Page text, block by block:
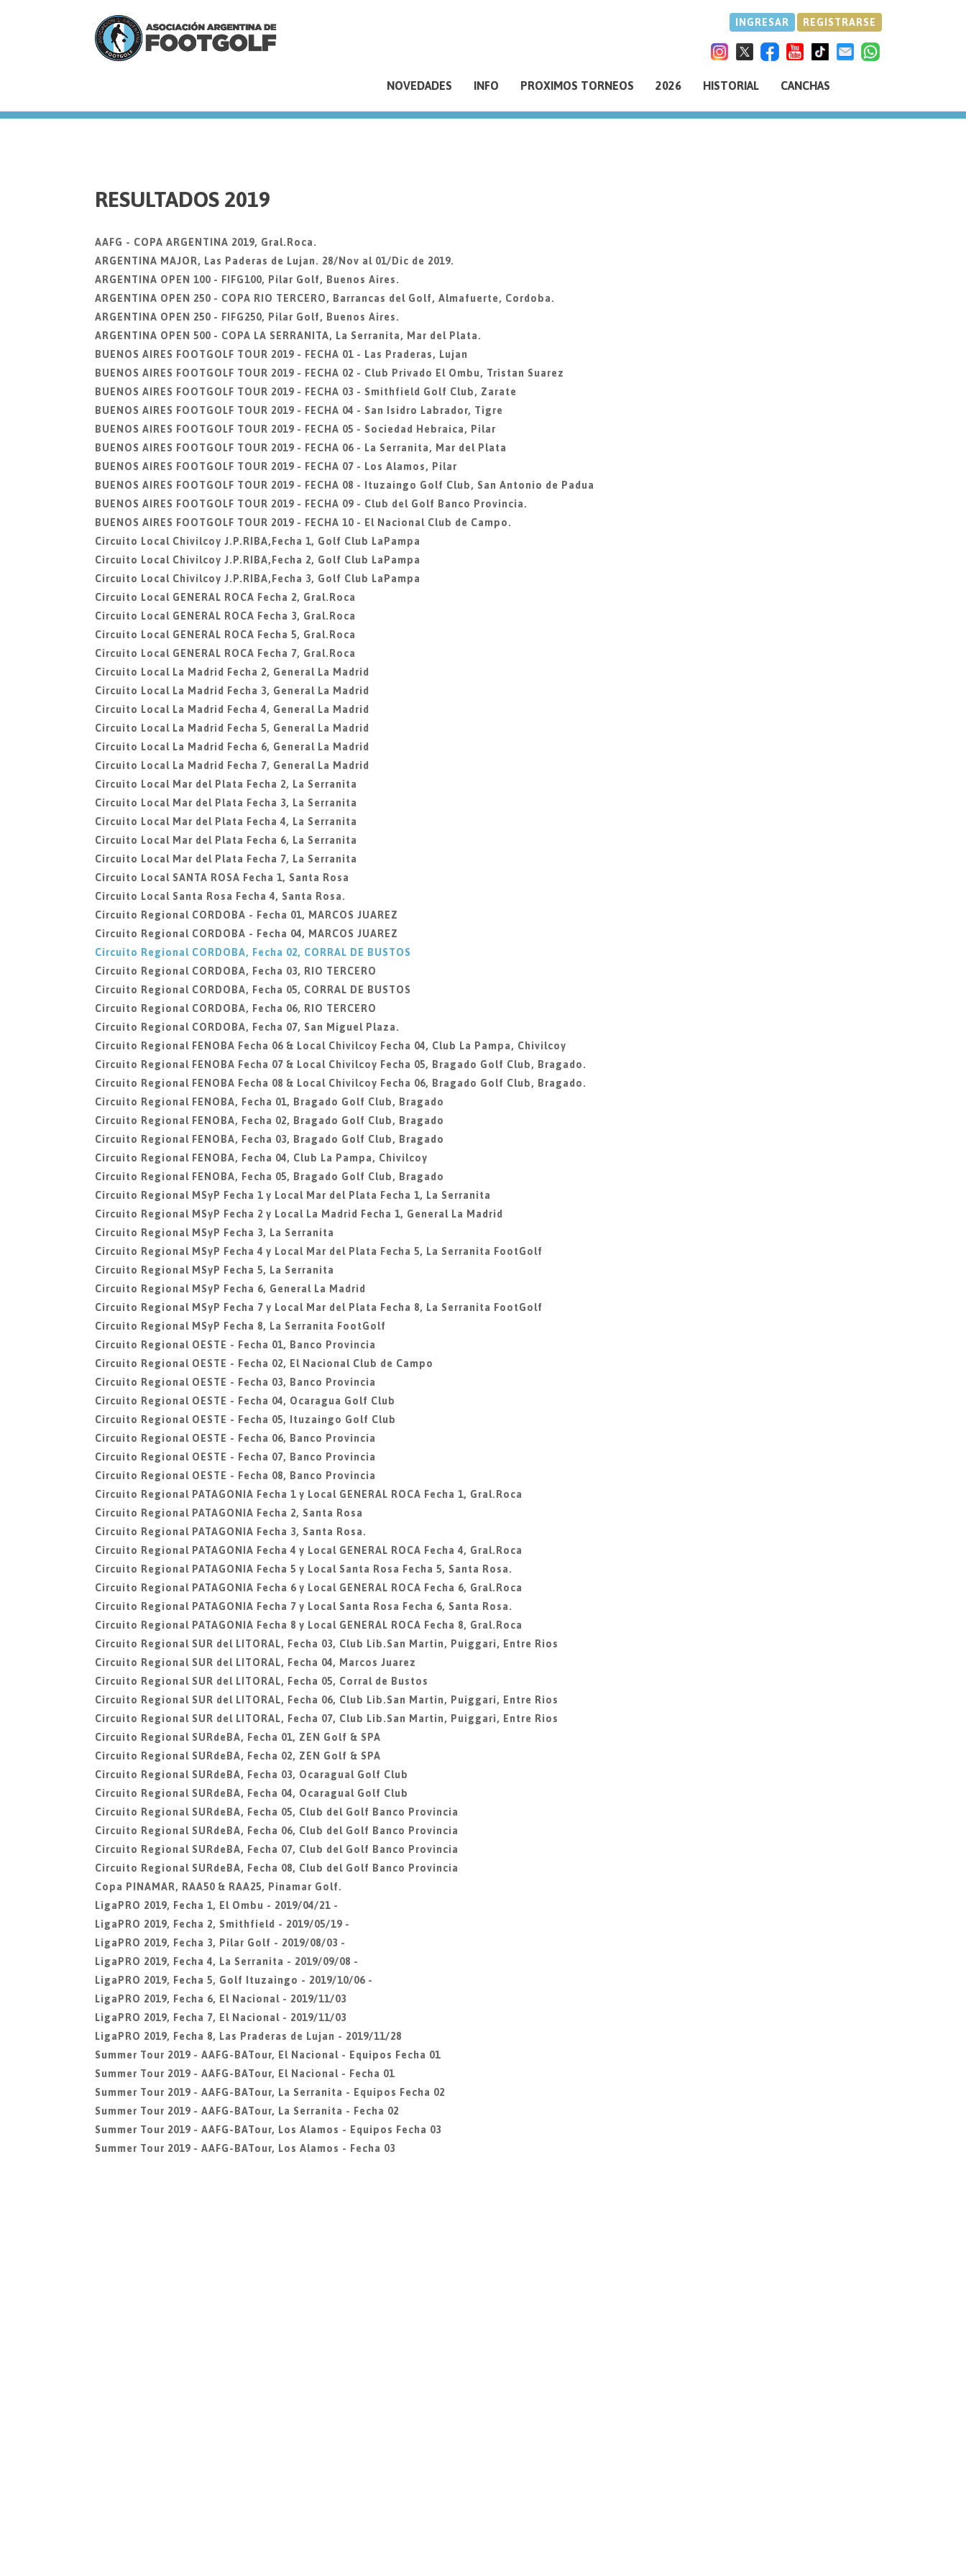
we
INGRESAR REGISTRARSE
NOVEDADES INFO PROXIMOS TORNEOS 2026 HISTORIAL CANCHAS
RESULTADOS 2019
AAFG - COPA ARGENTINA 2019, Gral.Roca.
ARGENTINA MAJOR, Las Paderas de Lujan. 28/Nov al 01/Dic de 2019.
ARGENTINA OPEN 100 - FIFG100, Pilar Golf, Buenos Aires.
ARGENTINA OPEN 250 - COPA RIO TERCERO, Barrancas del Golf, Almafuerte, Cordoba.
ARGENTINA OPEN 250 - FIFG250, Pilar Golf, Buenos Aires.
ARGENTINA OPEN 500 - COPA LA SERRANITA, La Serranita, Mar del Plata.
BUENOS AIRES FOOTGOLF TOUR 2019 - FECHA 01 - Las Praderas, Lujan
BUENOS AIRES FOOTGOLF TOUR 2019 - FECHA 02 - Club Privado El Ombu, Tristan Suarez
BUENOS AIRES FOOTGOLF TOUR 2019 - FECHA 03 - Smithfield Golf Club, Zarate
BUENOS AIRES FOOTGOLF TOUR 2019 - FECHA 04 - San Isidro Labrador, Tigre
BUENOS AIRES FOOTGOLF TOUR 2019 - FECHA 05 - Sociedad Hebraica, Pilar
BUENOS AIRES FOOTGOLF TOUR 2019 - FECHA 06 - La Serranita, Mar del Plata
BUENOS AIRES FOOTGOLF TOUR 2019 - FECHA 07 - Los Alamos, Pilar
BUENOS AIRES FOOTGOLF TOUR 2019 - FECHA 08 - Ituzaingo Golf Club, San Antonio de Padua
BUENOS AIRES FOOTGOLF TOUR 2019 - FECHA 09 - Club del Golf Banco Provincia.
BUENOS AIRES FOOTGOLF TOUR 2019 - FECHA 10 - El Nacional Club de Campo.
Circuito Local Chivilcoy J.P.RIBA,Fecha 1, Golf Club LaPampa
Circuito Local Chivilcoy J.P.RIBA,Fecha 2, Golf Club LaPampa
Circuito Local Chivilcoy J.P.RIBA,Fecha 3, Golf Club LaPampa
Circuito Local GENERAL ROCA Fecha 2, Gral.Roca
Circuito Local GENERAL ROCA Fecha 3, Gral.Roca
Circuito Local GENERAL ROCA Fecha 5, Gral.Roca
Circuito Local GENERAL ROCA Fecha 7, Gral.Roca
Circuito Local La Madrid Fecha 2, General La Madrid
Circuito Local La Madrid Fecha 3, General La Madrid
Circuito Local La Madrid Fecha 4, General La Madrid
Circuito Local La Madrid Fecha 5, General La Madrid
Circuito Local La Madrid Fecha 6, General La Madrid
Circuito Local La Madrid Fecha 7, General La Madrid
Circuito Local Mar del Plata Fecha 2, La Serranita
Circuito Local Mar del Plata Fecha 3, La Serranita
Circuito Local Mar del Plata Fecha 4, La Serranita
Circuito Local Mar del Plata Fecha 6, La Serranita
Circuito Local Mar del Plata Fecha 7, La Serranita
Circuito Local SANTA ROSA Fecha 1, Santa Rosa
Circuito Local Santa Rosa Fecha 4, Santa Rosa.
Circuito Regional CORDOBA - Fecha 01, MARCOS JUAREZ
Circuito Regional CORDOBA - Fecha 04, MARCOS JUAREZ
Circuito Regional CORDOBA, Fecha 02, CORRAL DE BUSTOS
Circuito Regional CORDOBA, Fecha 03, RIO TERCERO
Circuito Regional CORDOBA, Fecha 05, CORRAL DE BUSTOS
Circuito Regional CORDOBA, Fecha 06, RIO TERCERO
Circuito Regional CORDOBA, Fecha 07, San Miguel Plaza.
Circuito Regional FENOBA Fecha 06 & Local Chivilcoy Fecha 04, Club La Pampa, Chivilcoy
Circuito Regional FENOBA Fecha 07 & Local Chivilcoy Fecha 05, Bragado Golf Club, Bragado.
Circuito Regional FENOBA Fecha 08 & Local Chivilcoy Fecha 06, Bragado Golf Club, Bragado.
Circuito Regional FENOBA, Fecha 01, Bragado Golf Club, Bragado
Circuito Regional FENOBA, Fecha 02, Bragado Golf Club, Bragado
Circuito Regional FENOBA, Fecha 03, Bragado Golf Club, Bragado
Circuito Regional FENOBA, Fecha 04, Club La Pampa, Chivilcoy
Circuito Regional FENOBA, Fecha 05, Bragado Golf Club, Bragado
Circuito Regional MSyP Fecha 1 y Local Mar del Plata Fecha 1, La Serranita
Circuito Regional MSyP Fecha 2 y Local La Madrid Fecha 1, General La Madrid
Circuito Regional MSyP Fecha 3, La Serranita
Circuito Regional MSyP Fecha 4 y Local Mar del Plata Fecha 5, La Serranita FootGolf
Circuito Regional MSyP Fecha 5, La Serranita
Circuito Regional MSyP Fecha 6, General La Madrid
Circuito Regional MSyP Fecha 7 y Local Mar del Plata Fecha 8, La Serranita FootGolf
Circuito Regional MSyP Fecha 8, La Serranita FootGolf
Circuito Regional OESTE - Fecha 01, Banco Provincia
Circuito Regional OESTE - Fecha 02, El Nacional Club de Campo
Circuito Regional OESTE - Fecha 03, Banco Provincia
Circuito Regional OESTE - Fecha 04, Ocaragua Golf Club
Circuito Regional OESTE - Fecha 05, Ituzaingo Golf Club
Circuito Regional OESTE - Fecha 06, Banco Provincia
Circuito Regional OESTE - Fecha 07, Banco Provincia
Circuito Regional OESTE - Fecha 08, Banco Provincia
Circuito Regional PATAGONIA Fecha 1 y Local GENERAL ROCA Fecha 1, Gral.Roca
Circuito Regional PATAGONIA Fecha 2, Santa Rosa
Circuito Regional PATAGONIA Fecha 3, Santa Rosa.
Circuito Regional PATAGONIA Fecha 4 y Local GENERAL ROCA Fecha 4, Gral.Roca
Circuito Regional PATAGONIA Fecha 5 y Local Santa Rosa Fecha 5, Santa Rosa.
Circuito Regional PATAGONIA Fecha 6 y Local GENERAL ROCA Fecha 6, Gral.Roca
Circuito Regional PATAGONIA Fecha 7 y Local Santa Rosa Fecha 6, Santa Rosa.
Circuito Regional PATAGONIA Fecha 8 y Local GENERAL ROCA Fecha 8, Gral.Roca
Circuito Regional SUR del LITORAL, Fecha 03, Club Lib.San Martin, Puiggari, Entre Rios
Circuito Regional SUR del LITORAL, Fecha 04, Marcos Juarez
Circuito Regional SUR del LITORAL, Fecha 05, Corral de Bustos
Circuito Regional SUR del LITORAL, Fecha 06, Club Lib.San Martin, Puiggari, Entre Rios
Circuito Regional SUR del LITORAL, Fecha 07, Club Lib.San Martin, Puiggari, Entre Rios
Circuito Regional SURdeBA, Fecha 01, ZEN Golf & SPA
Circuito Regional SURdeBA, Fecha 02, ZEN Golf & SPA
Circuito Regional SURdeBA, Fecha 03, Ocaragual Golf Club
Circuito Regional SURdeBA, Fecha 04, Ocaragual Golf Club
Circuito Regional SURdeBA, Fecha 05, Club del Golf Banco Provincia
Circuito Regional SURdeBA, Fecha 06, Club del Golf Banco Provincia
Circuito Regional SURdeBA, Fecha 07, Club del Golf Banco Provincia
Circuito Regional SURdeBA, Fecha 08, Club del Golf Banco Provincia
Copa PINAMAR, RAA50 & RAA25, Pinamar Golf.
LigaPRO 2019, Fecha 1, El Ombu - 2019/04/21 -
LigaPRO 2019, Fecha 2, Smithfield - 2019/05/19 -
LigaPRO 2019, Fecha 3, Pilar Golf - 2019/08/03 -
LigaPRO 2019, Fecha 4, La Serranita - 2019/09/08 -
LigaPRO 2019, Fecha 5, Golf Ituzaingo - 2019/10/06 -
LigaPRO 2019, Fecha 6, El Nacional - 2019/11/03
LigaPRO 2019, Fecha 7, El Nacional - 2019/11/03
LigaPRO 2019, Fecha 8, Las Praderas de Lujan - 2019/11/28
Summer Tour 2019 - AAFG-BATour, El Nacional - Equipos Fecha 01
Summer Tour 2019 - AAFG-BATour, El Nacional - Fecha 01
Summer Tour 2019 - AAFG-BATour, La Serranita - Equipos Fecha 02
Summer Tour 2019 - AAFG-BATour, La Serranita - Fecha 02
Summer Tour 2019 - AAFG-BATour, Los Alamos - Equipos Fecha 03
Summer Tour 2019 - AAFG-BATour, Los Alamos - Fecha 03